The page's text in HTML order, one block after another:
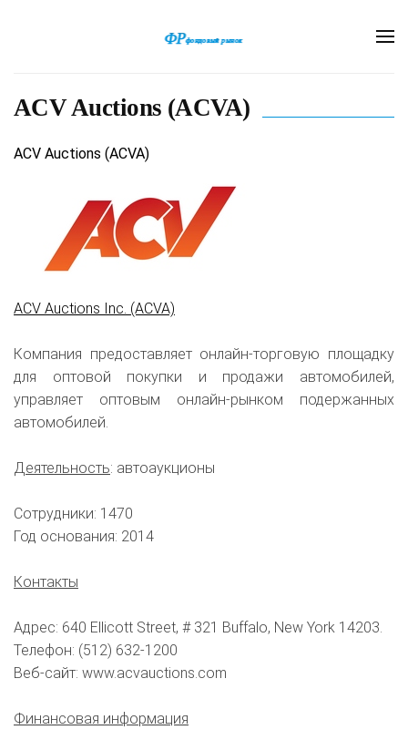
ACV Auctions (ACVA)
ACV Auctions (ACVA)
ACV Auctions Inc. (ACVA)
Компания предоставляет онлайн-торговую площадку
для оптовой покупки и продажи автомобилей,
управляет оптовым онлайн-рынком подержанных
автомобилей.
Деятельность: автоаукционы
Сотрудники: 1470
Год основания: 2014
Контакты
Адрес: 640 Ellicott Street, # 321 Buffalo, New York 14203.
Телефон: (512) 632-1200
Веб-сайт: www.acvauctions.com
Финансовая информация